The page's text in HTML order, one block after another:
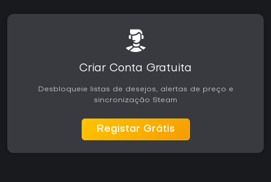
Criar Conta Gratuita
Desbloqueie listas de desejos, alertas de preço e
sincronização Steam
Registar Grátis